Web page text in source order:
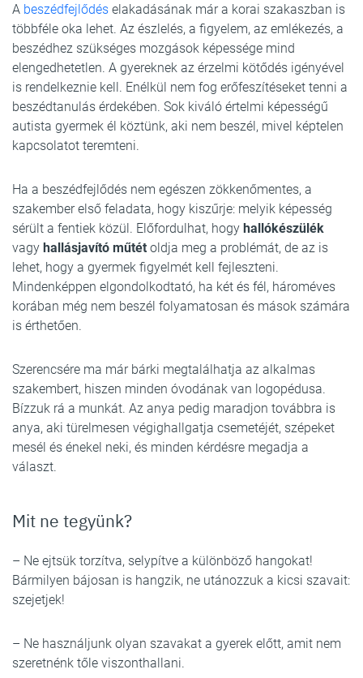
A beszédfejlődés elakadásának már a korai szakaszban is
többféle oka lehet. Az észlelés, a figyelem, az emlékezés, a
beszédhez szükséges mozgások képessége mind
elengedhetetlen. A gyereknek az érzelmi kötődés igényével
is rendelkeznie kell. Enélkül nem fog erőfeszítéseket tenni a
beszédtanulás érdekében. Sok kiváló értelmi képességű
autista gyermek él köztünk, aki nem beszél, mivel képtelen
kapcsolatot teremteni.
Ha a beszédfejlődés nem egészen zökkenőmentes, a
szakember első feladata, hogy kiszűrje: melyik képesség
sérült a fentiek közül. Előfordulhat, hogy hallókészülék
vagy hallásjavító műtét oldja meg a problémát, de az is
lehet, hogy a gyermek figyelmét kell fejleszteni.
Mindenképpen elgondolkodtató, ha két és fél, hároméves
korában még nem beszél folyamatosan és mások számára
is érthetően.
Szerencsére ma már bárki megtalálhatja az alkalmas
szakembert, hiszen minden óvodának van logopédusa.
Bízzuk rá a munkát. Az anya pedig maradjon továbbra is
anya, aki türelmesen végighallgatja csemetéjét, szépeket
mesél és énekel neki, és minden kérdésre megadja a
választ.
Mit ne tegyünk?
– Ne ejtsük torzítva, selypítve a különböző hangokat!
Bármilyen bájosan is hangzik, ne utánozzuk a kicsi szavait:
szejetjek!
– Ne használjunk olyan szavakat a gyerek előtt, amit nem
szeretnénk tőle viszonthallani.